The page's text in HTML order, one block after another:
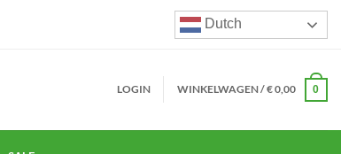
Dutch
LOGIN WINKELWAGEN /€0,00 0